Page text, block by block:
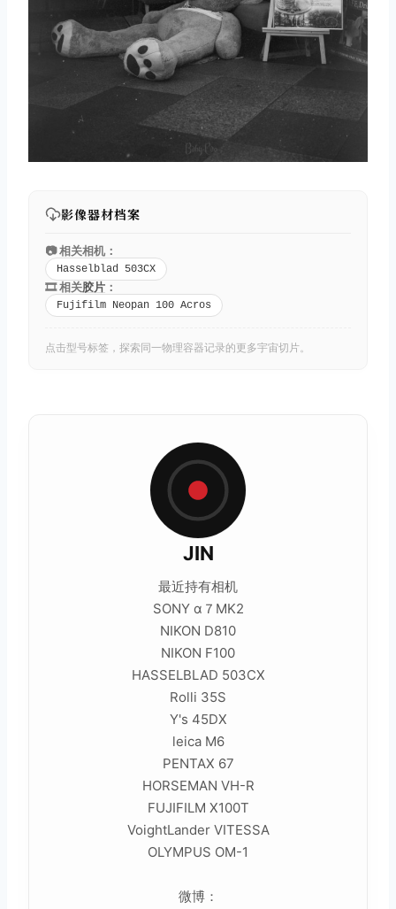
影像器材档案
📷 相关相机：
Hasselblad 503CX
🎞️ 相关胶片 ：
Fujifilm Neopan 100 Acros
点击型号标签，探索同一物理容器记录的更多宇宙切片。
JIN
最近持有相机
SONY α７MK2
NIKON D810
NIKON F100
HASSELBLAD 503CX
Rolli 35S
Y's 45DX
leica M6
PENTAX 67
HORSEMAN VH-R
FUJIFILM X100T
VoightLander VITESSA
OLYMPUS OM-1
微博：